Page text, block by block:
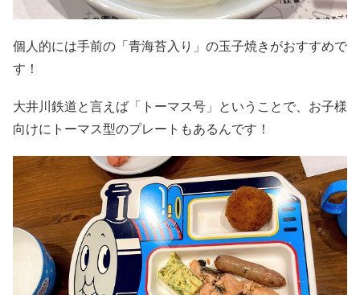
個人的には手前の「青海苔入り」の玉子焼きがおすすめで
す！
大井川鉄道と言えば「トーマス号」ということで、お子様
向けにトーマス型のプレートもあるんです！